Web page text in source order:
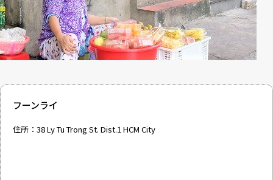
フーンライ
住所：38 Ly Tu Trong St. Dist.1 HCM City